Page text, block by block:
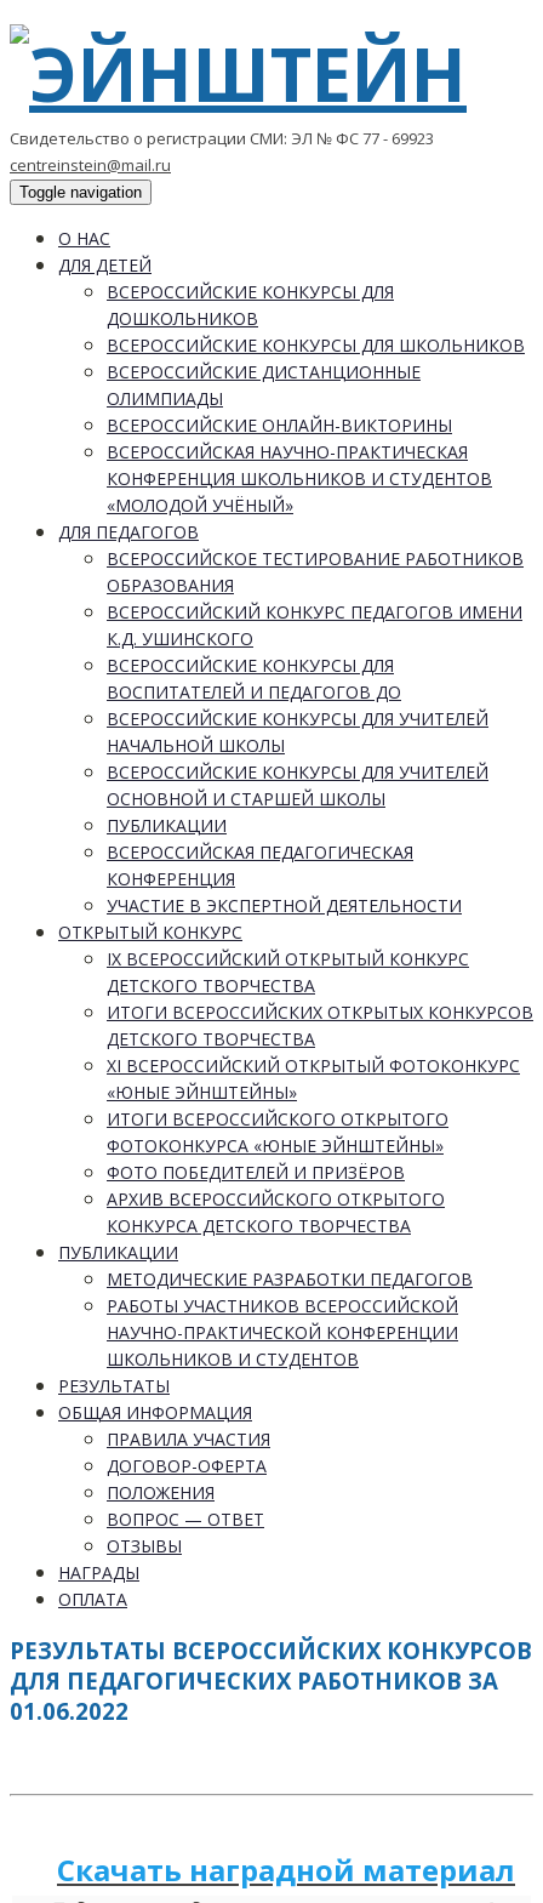
Свидетельство о регистрации СМИ: ЭЛ № ФС 77 - 69923
centreinstein@mail.ru
Toggle navigation
О НАС
ДЛЯ ДЕТЕЙ
ВСЕРОССИЙСКИЕ КОНКУРСЫ ДЛЯ
ДОШКОЛЬНИКОВ
ВСЕРОССИЙСКИЕ КОНКУРСЫ ДЛЯ ШКОЛЬНИКОВ
ВСЕРОССИЙСКИЕ ДИСТАНЦИОННЫЕ
ОЛИМПИАДЫ
ВСЕРОССИЙСКИЕ ОНЛАЙН-ВИКТОРИНЫ
ВСЕРОССИЙСКАЯ НАУЧНО-ПРАКТИЧЕСКАЯ
КОНФЕРЕНЦИЯ ШКОЛЬНИКОВ И СТУДЕНТОВ
«МОЛОДОЙ УЧЁНЫЙ»
ДЛЯ ПЕДАГОГОВ
ВСЕРОССИЙСКОЕ ТЕСТИРОВАНИЕ РАБОТНИКОВ
ОБРАЗОВАНИЯ
ВСЕРОССИЙСКИЙ КОНКУРС ПЕДАГОГОВ ИМЕНИ
К.Д. УШИНСКОГО
ВСЕРОССИЙСКИЕ КОНКУРСЫ ДЛЯ
ВОСПИТАТЕЛЕЙ И ПЕДАГОГОВ ДО
ВСЕРОССИЙСКИЕ КОНКУРСЫ ДЛЯ УЧИТЕЛЕЙ
НАЧАЛЬНОЙ ШКОЛЫ
ВСЕРОССИЙСКИЕ КОНКУРСЫ ДЛЯ УЧИТЕЛЕЙ
ОСНОВНОЙ И СТАРШЕЙ ШКОЛЫ
ПУБЛИКАЦИИ
ВСЕРОССИЙСКАЯ ПЕДАГОГИЧЕСКАЯ
КОНФЕРЕНЦИЯ
УЧАСТИЕ В ЭКСПЕРТНОЙ ДЕЯТЕЛЬНОСТИ
ОТКРЫТЫЙ КОНКУРС
IX ВСЕРОССИЙСКИЙ ОТКРЫТЫЙ КОНКУРС
ДЕТСКОГО ТВОРЧЕСТВА
ИТОГИ ВСЕРОССИЙСКИХ ОТКРЫТЫХ КОНКУРСОВ
ДЕТСКОГО ТВОРЧЕСТВА
XI ВСЕРОССИЙСКИЙ ОТКРЫТЫЙ ФОТОКОНКУРС
«ЮНЫЕ ЭЙНШТЕЙНЫ»
ИТОГИ ВСЕРОССИЙСКОГО ОТКРЫТОГО
ФОТОКОНКУРСА «ЮНЫЕ ЭЙНШТЕЙНЫ»
ФОТО ПОБЕДИТЕЛЕЙ И ПРИЗЁРОВ
АРХИВ ВСЕРОССИЙСКОГО ОТКРЫТОГО
КОНКУРСА ДЕТСКОГО ТВОРЧЕСТВА
ПУБЛИКАЦИИ
МЕТОДИЧЕСКИЕ РАЗРАБОТКИ ПЕДАГОГОВ
РАБОТЫ УЧАСТНИКОВ ВСЕРОССИЙСКОЙ
НАУЧНО-ПРАКТИЧЕСКОЙ КОНФЕРЕНЦИИ
ШКОЛЬНИКОВ И СТУДЕНТОВ
РЕЗУЛЬТАТЫ
ОБЩАЯ ИНФОРМАЦИЯ
ПРАВИЛА УЧАСТИЯ
ДОГОВОР-ОФЕРТА
ПОЛОЖЕНИЯ
ВОПРОС — ОТВЕТ
ОТЗЫВЫ
НАГРАДЫ
ОПЛАТА
РЕЗУЛЬТАТЫ ВСЕРОССИЙСКИХ КОНКУРСОВ
ДЛЯ ПЕДАГОГИЧЕСКИХ РАБОТНИКОВ ЗА
01.06.2022
Скачать наградной материал